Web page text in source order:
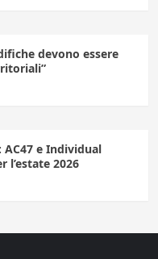
devono essere
e Individual
l’estate 2026